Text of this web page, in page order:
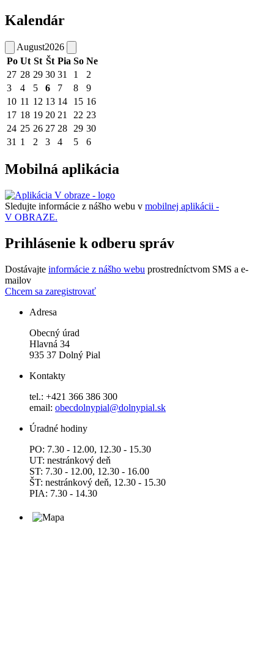
Kalendár
August2026
Po Ut St Št Pia So Ne
27 28 29 30 31 1
2
3
4 5 6 7 8
9
10 11 12 13 14 15 16
17 18 19 20 21 22 23
24 25 26 27 28 29 30
31 1 2 3 4 5 6
Mobilná aplikácia
Sledujte informácie z nášho webu v mobilnej aplikácii -
V OBRAZE.
Prihlásenie k odberu správ
Dostávajte informácie z nášho webu prostredníctvom SMS a e-
mailov
Chcem sa zaregistrovať
Adresa
Obecný úrad
Hlavná 34
935 37 Dolný Pial
Kontakty
tel.: +421 366 386 300
email: obecdolnypial@dolnypial.sk
Úradné hodiny
PO: 7.30 - 12.00, 12.30 - 15.30
UT: nestránkový deň
ST: 7.30 - 12.00, 12.30 - 16.00
ŠT: nestránkový deň, 12.30 - 15.30
PIA: 7.30 - 14.30